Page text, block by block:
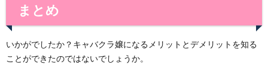
まとめ
いかがでしたか？キャバクラ嬢になるメリットとデメリットを知る
ことができたのではないでしょうか。